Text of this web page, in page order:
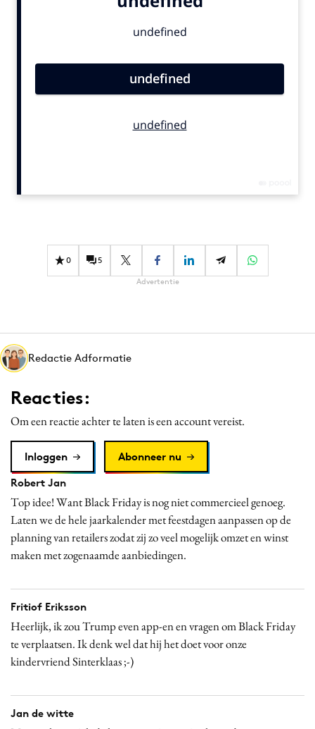
Gedragsverandering
Influencer marketing
Media
Merkstrategie
PR
Programmatic
Purpose Marketing
0 5
Advertentie
Redactie Adformatie
Reacties:
Om een reactie achter te laten is een account vereist.
Inloggen
Abonneer nu
Robert Jan
Top idee! Want Black Friday is nog niet commercieel genoeg.
Laten we de hele jaarkalender met feestdagen aanpassen op de
planning van retailers zodat zij zo veel mogelijk omzet en winst
maken met zogenaamde aanbiedingen.
Fritiof Eriksson
Heerlijk, ik zou Trump even app-en en vragen om Black Friday
te verplaatsen. Ik denk wel dat hij het doet voor onze
kindervriend Sinterklaas ;-)
Jan de witte